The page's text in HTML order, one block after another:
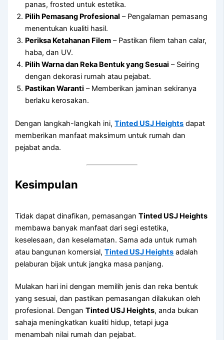
panas, frosted untuk estetika.
Pilih Pemasang Profesional – Pengalaman pemasang
menentukan kualiti hasil.
Periksa Ketahanan Filem – Pastikan filem tahan calar,
haba, dan UV.
Pilih Warna dan Reka Bentuk yang Sesuai – Seiring
dengan dekorasi rumah atau pejabat.
Pastikan Waranti – Memberikan jaminan sekiranya
berlaku kerosakan.
Dengan langkah-langkah ini,Tinted USJ Heights dapat
memberikan manfaat maksimum untuk rumah dan
pejabat anda.
Kesimpulan
Tidak dapat dinafikan, pemasanganTinted USJ Heights
membawa banyak manfaat dari segi estetika,
keselesaan, dan keselamatan. Sama ada untuk rumah
atau bangunan komersial,Tinted USJ Heights adalah
pelaburan bijak untuk jangka masa panjang.
Mulakan hari ini dengan memilih jenis dan reka bentuk
yang sesuai, dan pastikan pemasangan dilakukan oleh
profesional. DenganTinted USJ Heights, anda bukan
sahaja meningkatkan kualiti hidup, tetapi juga
menambah nilai rumah dan pejabat.